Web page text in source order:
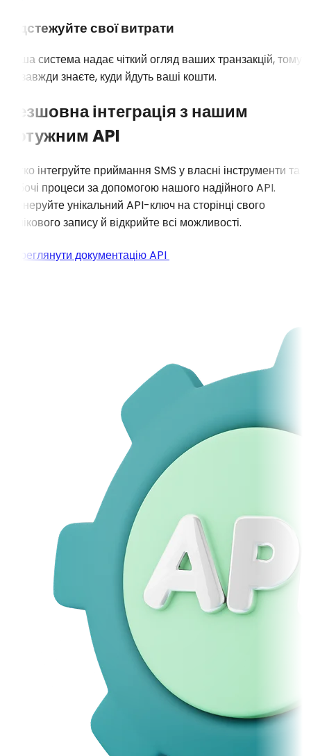
Відстежуйте свої витрати
Наша система надає чіткий огляд ваших транзакцій, тому
ви завжди знаєте, куди йдуть ваші кошти.
Безшовна інтеграція з нашим
потужним API
Легко інтегруйте приймання SMS у власні інструменти та
робочі процеси за допомогою нашого надійного API.
Згенеруйте унікальний API-ключ на сторінці свого
облікового запису й відкрийте всі можливості.
Переглянути документацію API